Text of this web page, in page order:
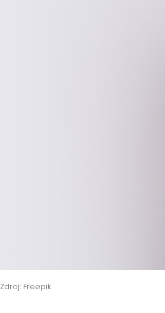
Zdroj: Freepik